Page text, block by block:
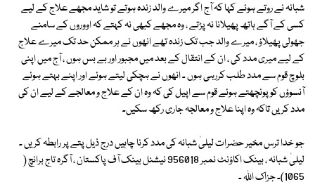
شبانہ نے روتے ہوئے کہا کہ آج اگر میرے والد زندہ ہوتے تو شاید مجھے علاج کے لیے
کسی کے آگے ہاتھ پھیلانا نہ پڑتے ، وہ مجھے کبھی نہ کہتے کہ اووروں کے سامنے
جھولی پھیلاؤ ، میرے والد جب تک زندہ تھے انھوں نے ہر ممکن حد تک میرے علاج
کے لیے میری مدد کی ، ان کے انتقال کے بعد میں مجبور اور بے بس ہوں ، آج میں اپنی
بلوچ قوم سے مدد طلب کررہی ہوں ۔ انھوں نے ہچکی لیتے ہوئے اور اپنے بہتے ہوئے
آنسوؤں کو پونچھتے ہوئے قوم سے اپیل کی کہ وہ ان کے علاج و معالجے کے لیے ان کی
مدد کریں تاکہ وہ اپنا علاج و معالجہ جاری رکھ سکیں۔
جو خدا ترس مخیر حضرات لیلیٰ شبانہ کی مدد کرنا چاہیں درج ذیل پتے پر رابطہ کریں ۔
لیلیٰ شبانہ ، بینک اکاؤنٹ نمبر 956018 نیشنل بینک آف پاکستان ، آگرہ تاج برانچ (
1065)۔ جزاک اللہ ۔